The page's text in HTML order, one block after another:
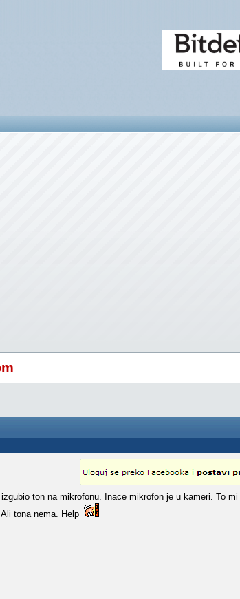
ton na mikrofonu. Inace mikrofon je u kameri. To
tona nema. Help